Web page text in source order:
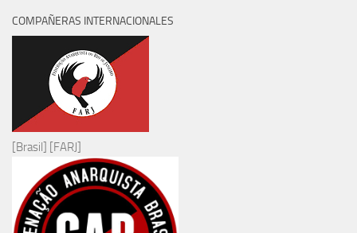
COMPAÑERAS INTERNACIONALES
[Brasil] [FARJ]